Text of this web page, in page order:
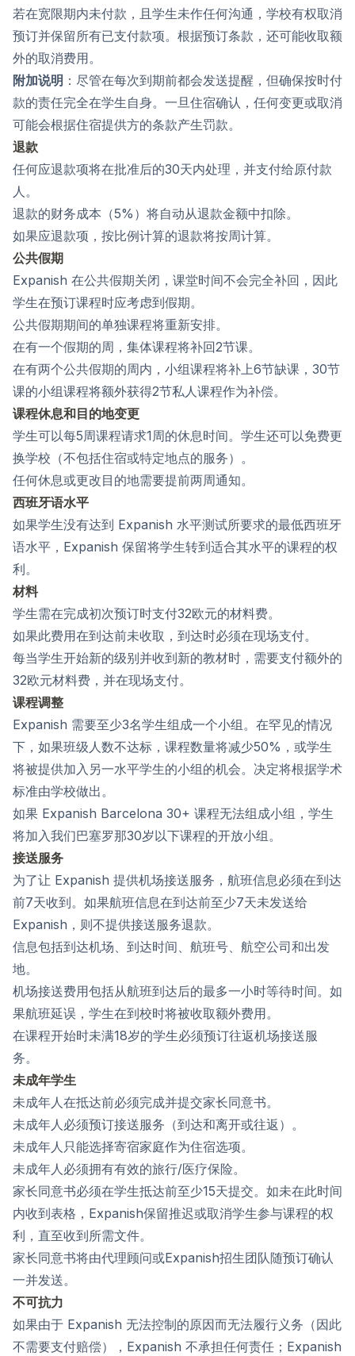
若在宽限期内未付款，且学生未作任何沟通，学校有权取消
预订并保留所有已支付款项。根据预订条款，还可能收取额
外的取消费用。
附加说明 ：尽管在每次到期前都会发送提醒，但确保按时付
款的责任完全在学生自身。一旦住宿确认，任何变更或取消
可能会根据住宿提供方的条款产生罚款。
退款
任何应退款项将在批准后的30天内处理，并支付给原付款
人。
退款的财务成本（5%）将自动从退款金额中扣除。
如果应退款项，按比例计算的退款将按周计算。
公共假期
Expanish 在公共假期关闭，课堂时间不会完全补回，因此
学生在预订课程时应考虑到假期。
公共假期期间的单独课程将重新安排。
在有一个假期的周，集体课程将补回2节课。
在有两个公共假期的周内，小组课程将补上6节缺课，30节
课的小组课程将额外获得2节私人课程作为补偿。
课程休息和目的地变更
学生可以每5周课程请求1周的休息时间。学生还可以免费更
换学校（不包括住宿或特定地点的服务）。
任何休息或更改目的地需要提前两周通知。
西班牙语水平
如果学生没有达到 Expanish 水平测试所要求的最低西班牙
语水平，Expanish 保留将学生转到适合其水平的课程的权
利。
材料
学生需在完成初次预订时支付32欧元的材料费。
如果此费用在到达前未收取，到达时必须在现场支付。
每当学生开始新的级别并收到新的教材时，需要支付额外的
32欧元材料费，并在现场支付。
课程调整
Expanish 需要至少3名学生组成一个小组。在罕见的情况
下，如果班级人数不达标，课程数量将减少50%，或学生
将被提供加入另一水平学生的小组的机会。决定将根据学术
标准由学校做出。
如果 Expanish Barcelona 30+ 课程无法组成小组，学生
将加入我们巴塞罗那30岁以下课程的开放小组。
接送服务
为了让 Expanish 提供机场接送服务，航班信息必须在到达
前7天收到。如果航班信息在到达前至少7天未发送给
Expanish，则不提供接送服务退款。
信息包括到达机场、到达时间、航班号、航空公司和出发
地。
机场接送费用包括从航班到达后的最多一小时等待时间。如
果航班延误，学生在到校时将被收取额外费用。
在课程开始时未满18岁的学生必须预订往返机场接送服
务。
未成年学生
未成年人在抵达前必须完成并提交家长同意书。
未成年人必须预订接送服务（到达和离开或往返）。
未成年人只能选择寄宿家庭作为住宿选项。
未成年人必须拥有有效的旅行/医疗保险。
家长同意书必须在学生抵达前至少15天提交。如未在此时间
内收到表格，Expanish保留推迟或取消学生参与课程的权
利，直至收到所需文件。
家长同意书将由代理顾问或Expanish招生团队随预订确认
一并发送。
不可抗力
如果由于 Expanish 无法控制的原因而无法履行义务（因此
不需要支付赔偿），Expanish 不承担任何责任；Expanish